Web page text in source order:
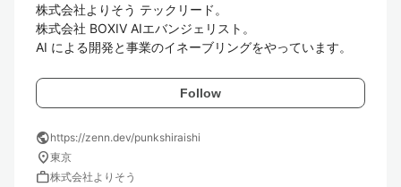
株式会社よりそう テックリード。
株式会社 BOXIV AIエバンジェリスト。
AI による開発と事業のイネーブリングをやっています。
Follow
publichttps://zenn.dev/punkshiraishi
location_on東京
work株式会社よりそう